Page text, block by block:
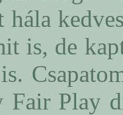
is, de
Fair Play